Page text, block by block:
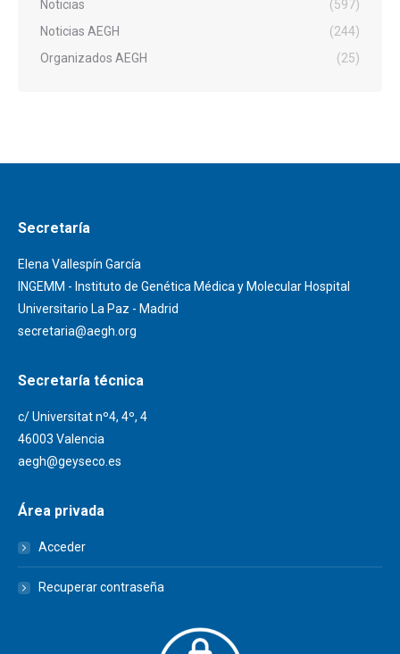
Noticias
(597)
Noticias AEGH
(244)
Organizados AEGH
(25)
Secretaría
Elena Vallespín García
INGEMM - Instituto de Genética Médica y Molecular Hospital
Universitario La Paz - Madrid
secretaria@aegh.org
Secretaría técnica
c/ Universitat nº4, 4º, 4
46003 Valencia
aegh@geyseco.es
Área privada
Acceder
Recuperar contraseña